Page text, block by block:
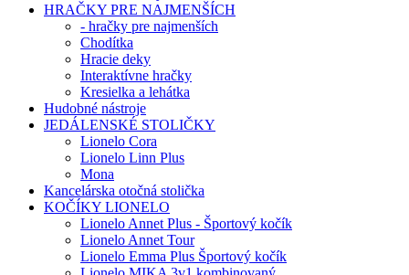
HRAČKY PRE NAJMENŠÍCH
- hračky pre najmenších
Chodítka
Hracie deky
Interaktívne hračky
Kresielka a lehátka
Hudobné nástroje
JEDÁLENSKÉ STOLIČKY
Lionelo Cora
Lionelo Linn Plus
Mona
Kancelárska otočná stolička
KOČÍKY LIONELO
Lionelo Annet Plus - Športový kočík
Lionelo Annet Tour
Lionelo Emma Plus Športový kočík